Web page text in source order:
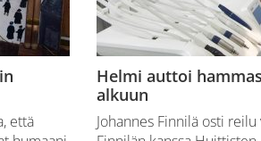
että
Helmi auttoi
alkuun
Johannes Finnilä osti